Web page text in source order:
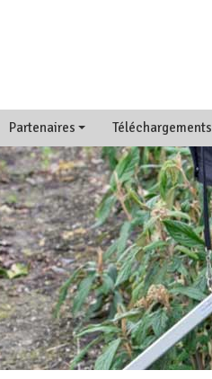
Partenaires Téléchargements